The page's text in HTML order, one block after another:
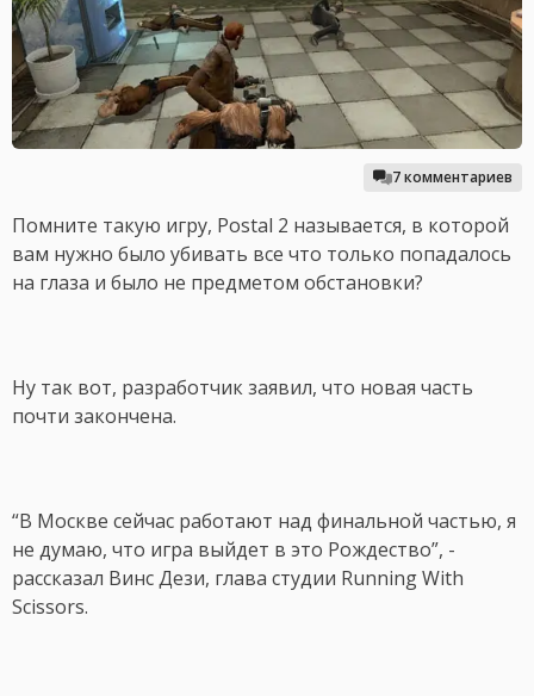
7 комментариев
Помните такую игру, Postal 2 называется, в которой
вам нужно было убивать все что только попадалось
на глаза и было не предметом обстановки?
Ну так вот, разработчик заявил, что новая часть
почти закончена.
“В Москве сейчас работают над финальной частью, я
не думаю, что игра выйдет в это Рождество”, -
рассказал Винс Дези, глава студии Running With
Scissors.